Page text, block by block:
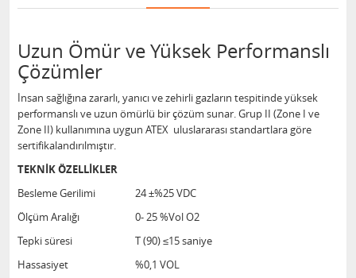
Uzun Ömür ve Yüksek Performanslı
Çözümler
İnsan sağlığına zararlı, yanıcı ve zehirli gazların tespitinde yüksek
performanslı ve uzun ömürlü bir çözüm sunar. Grup II (Zone I ve
Zone II) kullanımına uygun ATEX uluslararası standartlara göre
sertifikalandırılmıştır.
TEKNİK ÖZELLİKLER
Besleme Gerilimi
24 ±%25 VDC
Ölçüm Aralığı
0- 25 %Vol O2
Tepki süresi
T (90) ≤15 saniye
Hassasiyet
%0,1 VOL